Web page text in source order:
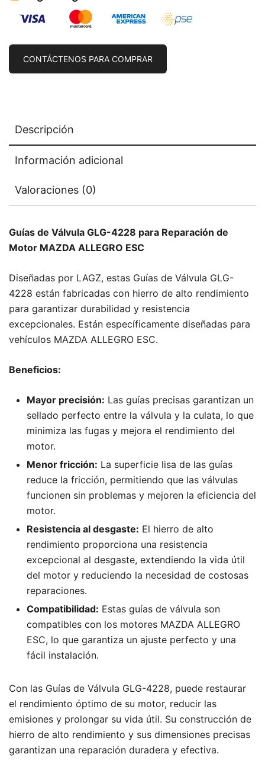
CONTÁCTENOS PARA COMPRAR
Descripción
Información adicional
Valoraciones (0)
Guías de Válvula GLG-4228 para Reparación de
Motor MAZDA ALLEGRO ESC
Diseñadas por LAGZ, estas Guías de Válvula GLG-
4228 están fabricadas con hierro de alto rendimiento
para garantizar durabilidad y resistencia
excepcionales. Están específicamente diseñadas para
vehículos MAZDA ALLEGRO ESC.
Beneficios:
Mayor precisión: Las guías precisas garantizan un
sellado perfecto entre la válvula y la culata, lo que
minimiza las fugas y mejora el rendimiento del
motor.
Menor fricción: La superficie lisa de las guías
reduce la fricción, permitiendo que las válvulas
funcionen sin problemas y mejoren la eficiencia del
motor.
Resistencia al desgaste: El hierro de alto
rendimiento proporciona una resistencia
excepcional al desgaste, extendiendo la vida útil
del motor y reduciendo la necesidad de costosas
reparaciones.
Compatibilidad: Estas guías de válvula son
compatibles con los motores MAZDA ALLEGRO
ESC, lo que garantiza un ajuste perfecto y una
fácil instalación.
Con las Guías de Válvula GLG-4228, puede restaurar
el rendimiento óptimo de su motor, reducir las
emisiones y prolongar su vida útil. Su construcción de
hierro de alto rendimiento y sus dimensiones precisas
garantizan una reparación duradera y efectiva.